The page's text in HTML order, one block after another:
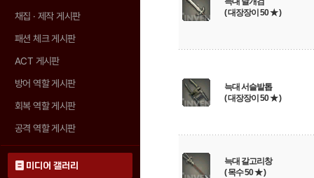
채집 · 제작 게시판
패션 체크 게시판
ACT 게시판
방어 역할 게시판
회복 역할 게시판
공격 역할 게시판
미디어 갤러리
( 대장장이 50 ★ )
늑대 서슬발톱
( 대장장이 50 ★ )
늑대 갈고리창
( 목수 50 ★ )